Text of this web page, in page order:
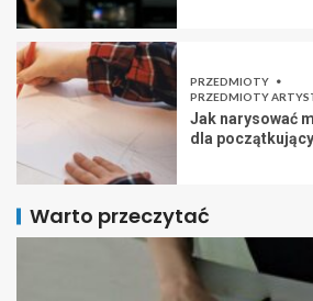
PRZEDMIOTY
PRZEDMIOTY
Jak narysować
dla
Warto przeczytać